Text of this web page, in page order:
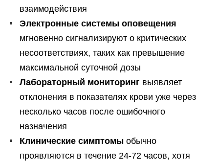
взаимодействия
Электронные системы оповещения
мгновенно сигнализируют о критических
несоответствиях, таких как превышение
максимальной суточной дозы
Лабораторный мониторинг выявляет
отклонения в показателях крови уже через
несколько часов после ошибочного
назначения
Клинические симптомы обычно
проявляются в течение 24-72 часов, хотя